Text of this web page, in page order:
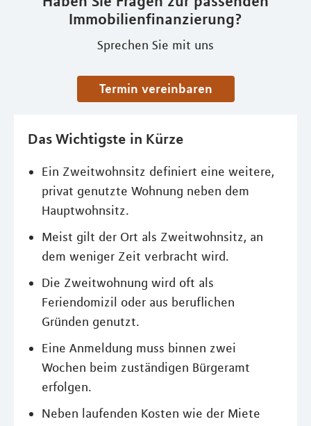
Immobilienfinanzierung?
Sprechen Sie mit uns
Termin vereinbaren
Das Wichtigste in Kürze
Ein Zweitwohnsitz definiert eine weitere,
privat genutzte Wohnung neben dem
Hauptwohnsitz.
Meist gilt der Ort als Zweitwohnsitz, an
dem weniger Zeit verbracht wird.
Die Zweitwohnung wird oft als
Feriendomizil oder aus beruflichen
Gründen genutzt.
Eine Anmeldung muss binnen zwei
Wochen beim zuständigen Bürgeramt
erfolgen.
Neben laufenden Kosten wie der Miete